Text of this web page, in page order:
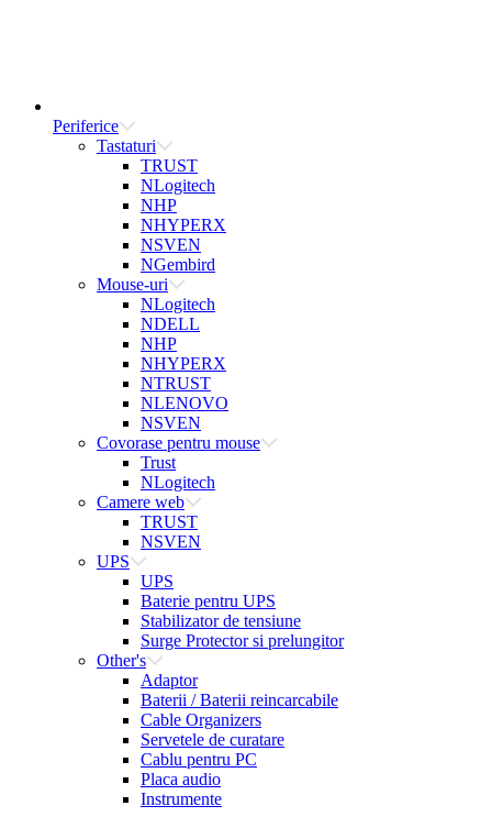
Periferice
Tastaturi
TRUST
NLogitech
NHP
NHYPERX
NSVEN
NGembird
Mouse-uri
NLogitech
NDELL
NHP
NHYPERX
NTRUST
NLENOVO
NSVEN
Covorase pentru mouse
Trust
NLogitech
Camere web
TRUST
NSVEN
UPS
UPS
Baterie pentru UPS
Stabilizator de tensiune
Surge Protector si prelungitor
Other's
Adaptor
Baterii / Baterii reincarcabile
Cable Organizers
Servetele de curatare
Cablu pentru PC
Placa audio
Instrumente